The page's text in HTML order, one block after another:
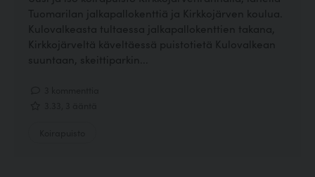
Tuomarilan jalkapallokenttiä ja Kirkkojärven koulua.
Kulovalkeasta tultaessa jalkapallokenttien takana,
Kirkkojärveltä käveltäessä puistotietä Kulovalkean
suuntaan, skeittiparkin...